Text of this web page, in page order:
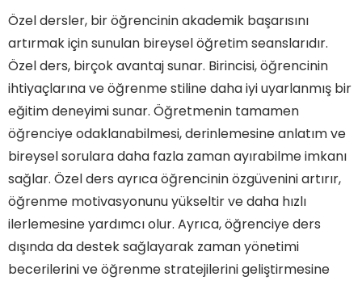
Özel dersler, bir öğrencinin akademik başarısını
artırmak için sunulan bireysel öğretim seanslarıdır.
Özel ders, birçok avantaj sunar. Birincisi, öğrencinin
ihtiyaçlarına ve öğrenme stiline daha iyi uyarlanmış bir
eğitim deneyimi sunar. Öğretmenin tamamen
öğrenciye odaklanabilmesi, derinlemesine anlatım ve
bireysel sorulara daha fazla zaman ayırabilme imkanı
sağlar. Özel ders ayrıca öğrencinin özgüvenini artırır,
öğrenme motivasyonunu yükseltir ve daha hızlı
ilerlemesine yardımcı olur. Ayrıca, öğrenciye ders
dışında da destek sağlayarak zaman yönetimi
becerilerini ve öğrenme stratejilerini geliştirmesine